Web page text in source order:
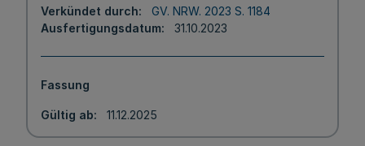
Verkündet durch
GV. NRW. 2023 S. 1184
Ausfertigungsdatum
31.10.2023
Fassung
Gültig ab 11.12.2025